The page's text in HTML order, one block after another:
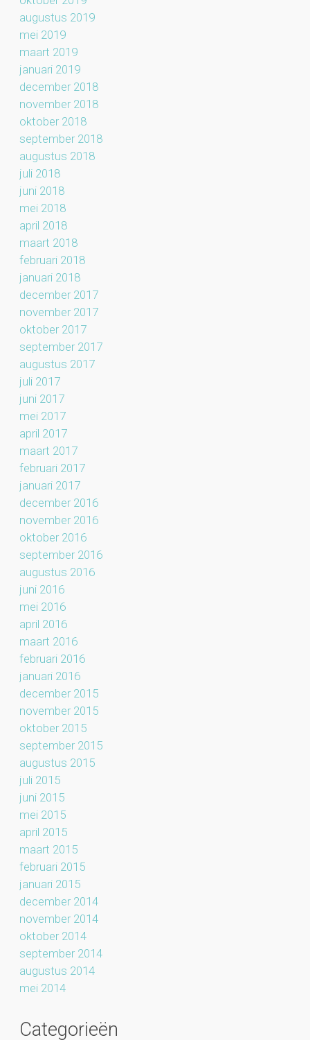
augustus 2019
mei 2019
maart 2019
januari 2019
december 2018
november 2018
oktober 2018
september 2018
augustus 2018
juli 2018
juni 2018
mei 2018
april 2018
maart 2018
februari 2018
januari 2018
december 2017
november 2017
oktober 2017
september 2017
augustus 2017
juli 2017
juni 2017
mei 2017
april 2017
maart 2017
februari 2017
januari 2017
december 2016
november 2016
oktober 2016
september 2016
augustus 2016
juni 2016
mei 2016
april 2016
maart 2016
februari 2016
januari 2016
december 2015
november 2015
oktober 2015
september 2015
augustus 2015
juli 2015
juni 2015
mei 2015
april 2015
maart 2015
februari 2015
januari 2015
december 2014
november 2014
oktober 2014
september 2014
augustus 2014
mei 2014
Categorieën